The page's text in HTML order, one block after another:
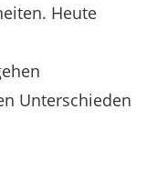
Heute
Unterschieden